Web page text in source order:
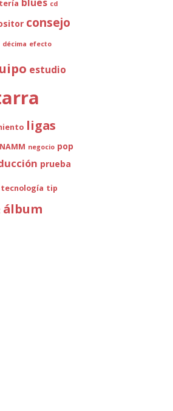
blues cd
consejo
décima efecto
estudio
ligas
NAMM negocio pop
prueba
tecnología tip
álbum